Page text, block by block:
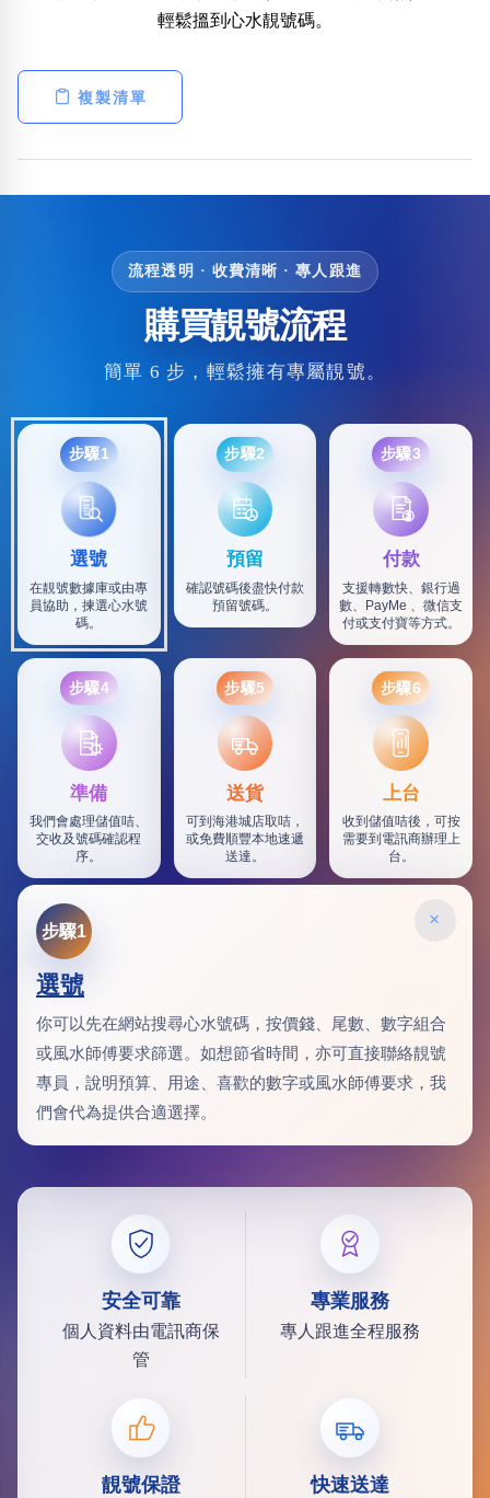
輕鬆搵到心水靚號碼。
複製清單
流程透明 · 收費清晰 · 專人跟進
購買靚號流程
簡單 6 步，輕鬆擁有專屬靚號。
步驟1
選號
在靚號數據庫或由專
員協助，揀選心水號
碼。
步驟2
預留
確認號碼後盡快付款
預留號碼。
步驟3
付款
支援轉數快、銀行過
數、PayMe 、微信支
付或支付寶等方式。
步驟4
準備
我們會處理儲值咭、
交收及號碼確認程
序。
步驟5
SF
送貨
可到海港城店取咭，
或免費順豐本地速遞
送達。
步驟6
上台
收到儲值咭後，可按
需要到電訊商辦理上
台。
×
步驟1
選號
你可以先在網站搜尋心水號碼，按價錢、尾數、數字組合
或風水師傅要求篩選。如想節省時間，亦可直接聯絡靚號
專員，說明預算、用途、喜歡的數字或風水師傅要求，我
們會代為提供合適選擇。
安全可靠
個人資料由電訊商保
管
專業服務
專人跟進全程服務
靚號保證 快速送達